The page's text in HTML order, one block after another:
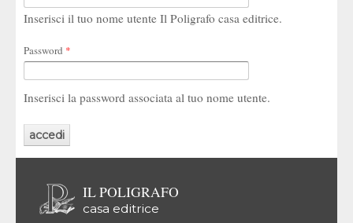
Inserisci il tuo nome utente Il Poligrafo casa editrice.
Password *
Inserisci la password associata al tuo nome utente.
IL POLIGRAFO
casa editrice